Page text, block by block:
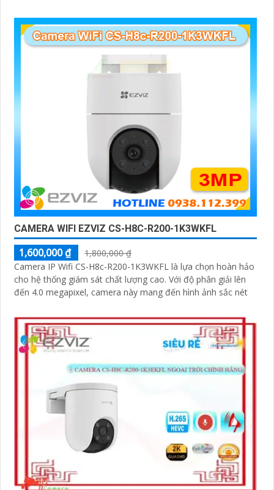
CAMERA WIFI EZVIZ CS-H8C-R200-1K3WKFL
1,600,000 ₫
1,800,000 ₫
Camera IP Wifi CS-H8c-R200-1K3WKFL là lựa chọn hoàn hảo
cho hệ thống giám sát chất lượng cao. Với độ phân giải lên
đến 4.0 megapixel, camera này mang đến hình ảnh sắc nét